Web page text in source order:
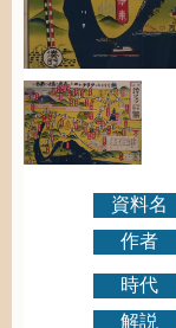
資料名
作者
時代
解説